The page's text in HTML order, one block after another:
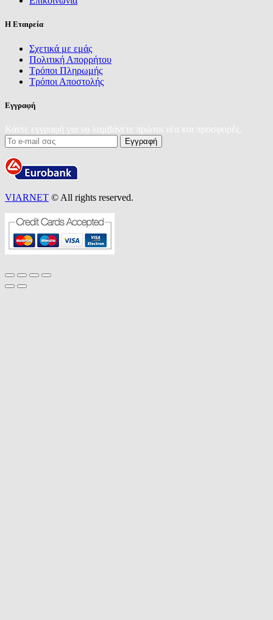
Η Εταιρεία
Σχετικά με εμάς
Πολιτική Απορρήτου
Τρόποι Πληρωμής
Τρόποι Αποστολής
Εγγραφή
Κάντε εγγραφή για να λαμβάνετε πρώτοι νέα και προσφορές.
VIARNET © All rights reserved.